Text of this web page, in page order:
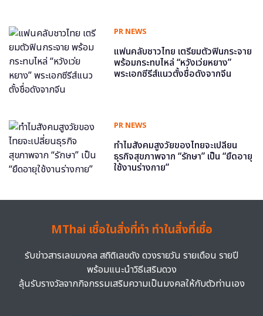
PR NEWS
แฟนคลับชาวไทย เตรียมตัวฟินกระจาย
พร้อมกระทบไหล่ “หวังเว่ยหยาง”
พระเอกซีรีส์แนวตั้งชื่อดังจากจีน
PR NEWS
ทำไมสังคมสูงวัยของไทยจะเปลี่ยน
ธุรกิจสุขภาพจาก “รักษา” เป็น “ยืดอายุ
ใช้งานร่างกาย”
MThai เชื่อในสิ่งที่ทำ ทำในสิ่งที่เชื่อ
รับข่าวสารเลขมงคล สถิติเลขดัง ดวงรายวัน รายเดือน รายปี
พร้อมแนะนำวิธีเสริมดวง
ลุ้นรับรางวัลจากกิจกรรมเสริมความเป็นมงคลให้กับตัวท่านเอง